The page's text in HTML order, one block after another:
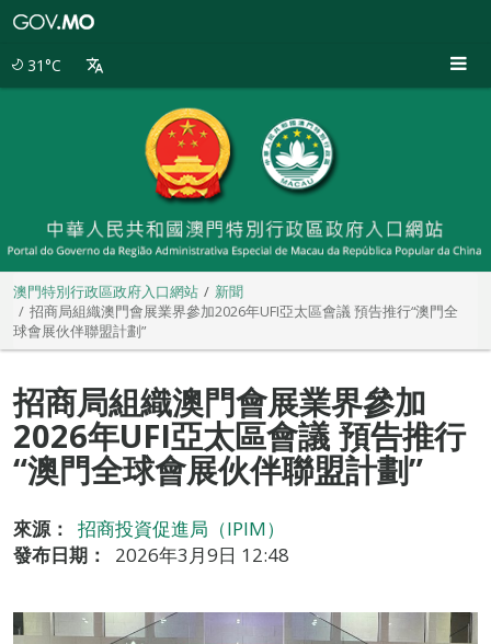
31°C
澳門特別行政區政府入口網站
新聞
招商局組織澳門會展業界參加2026年UFI亞太區會議 預告推行“澳門全
球會展伙伴聯盟計劃”
招商局組織澳門會展業界參加
2026年UFI亞太區會議 預告推行
“澳門全球會展伙伴聯盟計劃”
來源：
招商投資促進局（IPIM）
發布日期：
2026年3月9日 12:48